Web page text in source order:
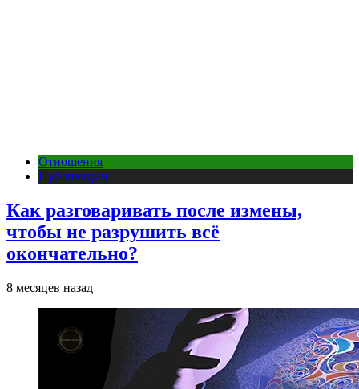
Отношения
Публикации
Как разговаривать после измены,
чтобы не разрушить всё
окончательно?
8 месяцев назад